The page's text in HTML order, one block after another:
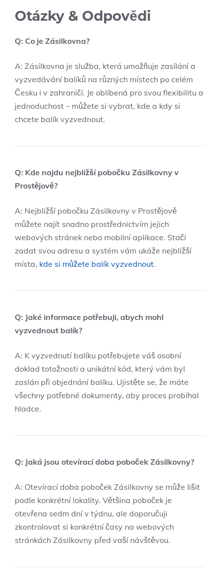
Otázky & Odpovědi
Q: Co je Zásilkovna?
A: Zásilkovna je služba, která umožňuje zasílání a
vyzvedávání balíků na různých místech po celém
Česku i v zahraničí. Je oblíbená pro svou flexibilitu a
jednoduchost – můžete si vybrat, kde a kdy si
chcete balík vyzvednout.
Q: Kde najdu nejbližší pobočku Zásilkovny v
Prostějově?
A: Nejbližší pobočku Zásilkovny v Prostějově
můžete najít snadno prostřednictvím jejich
webových stránek nebo mobilní aplikace. Stačí
zadat svou adresu a systém vám ukáže nejbližší
místa, kde si můžete balík vyzvednout.
Q: Jaké informace potřebuji, abych mohl
vyzvednout balík?
A: K vyzvednutí balíku potřebujete váš osobní
doklad totožnosti a unikátní kód, který vám byl
zaslán při objednání balíku. Ujistěte se, že máte
všechny potřebné dokumenty, aby proces probíhal
hladce.
Q: Jaká jsou otevírací doba poboček Zásilkovny?
A: Otevírací doba poboček Zásilkovny se může lišit
podle konkrétní lokality. Většina poboček je
otevřena sedm dní v týdnu, ale doporučuji
zkontrolovat si konkrétní časy na webových
stránkách Zásilkovny před vaší návštěvou.